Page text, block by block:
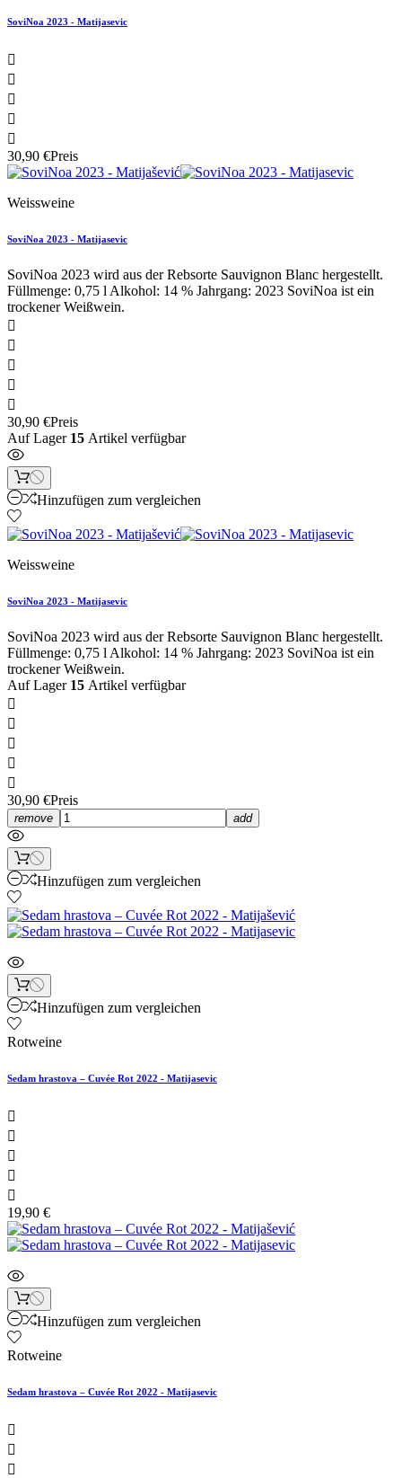
SoviNoa 2023 - Matijasevic





30,90 €Preis
Weissweine
SoviNoa 2023 - Matijasevic
SoviNoa 2023 wird aus der Rebsorte Sauvignon Blanc hergestellt.
Füllmenge: 0,75 l Alkohol: 14 % Jahrgang: 2023 SoviNoa ist ein
trockener Weißwein.





30,90 €Preis
Auf Lager 15 Artikel verfügbar
Hinzufügen zum vergleichen
Weissweine
SoviNoa 2023 - Matijasevic
SoviNoa 2023 wird aus der Rebsorte Sauvignon Blanc hergestellt.
Füllmenge: 0,75 l Alkohol: 14 % Jahrgang: 2023 SoviNoa ist ein
trockener Weißwein.
Auf Lager 15 Artikel verfügbar





30,90 €Preis
remove add
Hinzufügen zum vergleichen
Hinzufügen zum vergleichen
Rotweine
Sedam hrastova – Cuvée Rot 2022 - Matijasevic





19,90 €
Hinzufügen zum vergleichen
Rotweine
Sedam hrastova – Cuvée Rot 2022 - Matijasevic


